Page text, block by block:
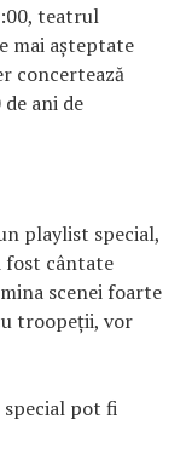
teatrul
mai așteptate
concertează
ani de
playlist special,
fost cântate
scenei foarte
troopeții, vor
pot fi